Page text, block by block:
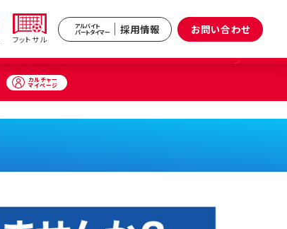
武蔵境
フットサル
アルバイト
パートタイマー 採用情報 お問い合わせ
カルチャー
マイページ